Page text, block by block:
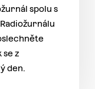
spolu s
se z
den.